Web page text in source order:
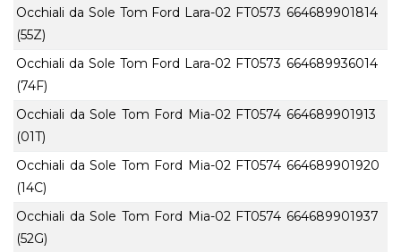
Occhiali da Sole Tom Ford Lara-02 FT0573
(55Z)
664689901814
Occhiali da Sole Tom Ford Lara-02 FT0573
(74F)
664689936014
Occhiali da Sole Tom Ford Mia-02 FT0574
(01T)
664689901913
Occhiali da Sole Tom Ford Mia-02 FT0574
(14C)
664689901920
Occhiali da Sole Tom Ford Mia-02 FT0574
(52G)
664689901937